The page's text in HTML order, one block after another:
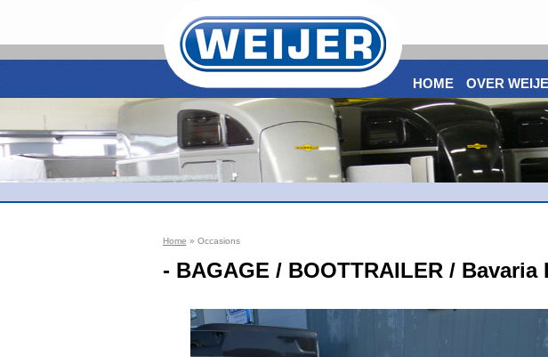
Home » Occasions
- BAGAGE / BOOTTRAILER / Bavaria
HOME OVER